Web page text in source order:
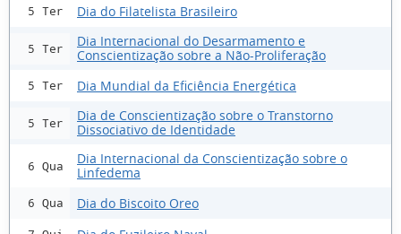
5 Ter Dia do Filatelista Brasileiro
5 Ter
Dia Internacional do Desarmamento e
Conscientização sobre a Não-Proliferação
5 Ter Dia Mundial da Eficiência Energética
5 Ter
Dia de Conscientização sobre o Transtorno
Dissociativo de Identidade
6 Qua
Dia Internacional da Conscientização sobre o
Linfedema
6 Qua Dia do Biscoito Oreo